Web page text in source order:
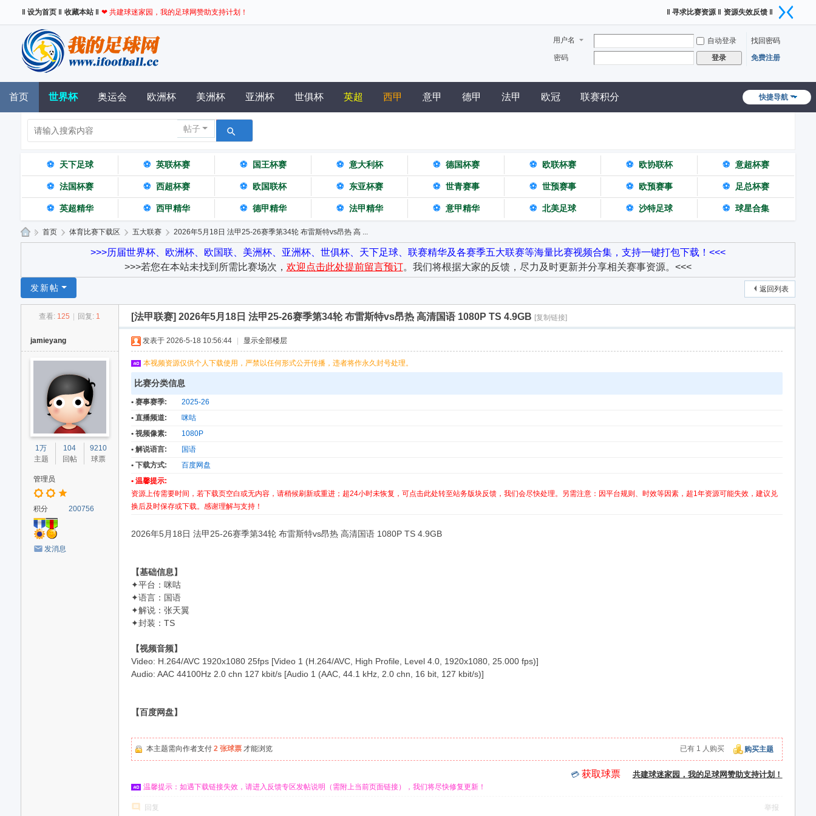
‖ 设为首页 ‖ 收藏本站 ‖ ❤ 共建球迷家园，我的足球网赞助支持计划！ ‖ 寻求比赛资源 ‖ 资源失效反馈 ‖
用户名 自动登录
找回密码
密码
登录 免费注册
快捷导航
首页 世界杯 奥运会 欧洲杯 美洲杯 亚洲杯 世俱杯 英超 西甲 意甲 德甲 法甲 欧冠 联赛积分
帖子
⚽ 天下足球 ⚽ 英联杯赛 ⚽ 国王杯赛 ⚽ 意大利杯 ⚽ 德国杯赛 ⚽ 欧联杯赛 ⚽ 欧协联杯 ⚽ 意超杯赛
⚽ 法国杯赛 ⚽ 西超杯赛 ⚽ 欧国联杯 ⚽ 东亚杯赛 ⚽ 世青赛事 ⚽ 世预赛事 ⚽ 欧预赛事 ⚽ 足总杯赛
⚽ 英超精华 ⚽ 西甲精华 ⚽ 德甲精华 ⚽ 法甲精华 ⚽ 意甲精华 ⚽ 北美足球 ⚽ 沙特足球 ⚽ 球星合集
球
» 首页 › 体育比赛下载区 › 五大联赛 › 2026年5月18日 法甲25-26赛季第34轮 布雷斯特vs昂热 高 ...
>>>历届世界杯、欧洲杯、欧国联、美洲杯、亚洲杯、世俱杯、天下足球、联赛精华及各赛季五大联赛等海量比赛视频合集，支持一键打包下载！<<<
>>>若您在本站未找到所需比赛场次， 欢迎点击此处提前留言预订。我们将根据大家的反馈，尽力及时更新并分享相关赛事资源。<<<
返回列表
发新帖
查看: 125 回复: 1 [法甲联赛] 2026年5月18日 法甲25-26赛季第34轮 布雷斯特vs昂热 高清国语 1080P TS 4.9GB [复制链接]
jamieyang
1万
主题
104
回帖
9210
球票
管理员
积分 200756
发消息
发表于 2026-5-18 10:56:44 显示全部楼层
本视频资源仅供个人下载使用，严禁以任何形式公开传播，违者将作永久封号处理。
比赛分类信息
• 赛事赛季:
2025-26
• 直播频道:
咪咕
• 视频像素:
1080P
• 解说语言:
国语
• 下载方式:
百度网盘
• 温馨提示:
资源上传需要时间，若下载页空白或无内容，请稍候刷新或重进；超24小时未恢复，可点击此处转至站务版块反馈，我们会尽快处理。另需注意：因平台规则、时效等因素，超1年资源可能失效，建议兑
换后及时保存或下载。感谢理解与支持！
2026年5月18日 法甲25-26赛季第34轮 布雷斯特vs昂热 高清国语 1080P TS 4.9GB
【基础信息】
✦平台：咪咕
✦语言：国语
✦解说：张天翼
✦封装：TS
【视频音频】
Video: H.264/AVC 1920x1080 25fps [Video 1 (H.264/AVC, High Profile, Level 4.0, 1920x1080, 25.000 fps)]
Audio: AAC 44100Hz 2.0 chn 127 kbit/s [Audio 1 (AAC, 44.1 kHz, 2.0 chn, 16 bit, 127 kbit/s)]
【百度网盘】
购买主题
已有 1 人购买
本主题需向作者支付 2 张球票才能浏览
💳 获取球票 共建球迷家园，我的足球网赞助支持计划！
温馨提示：如遇下载链接失效，请进入反馈专区发帖说明（需附上当前页面链接），我们将尽快修复更新！
回复 举报